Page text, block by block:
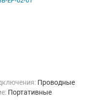
Проводные
Портативные